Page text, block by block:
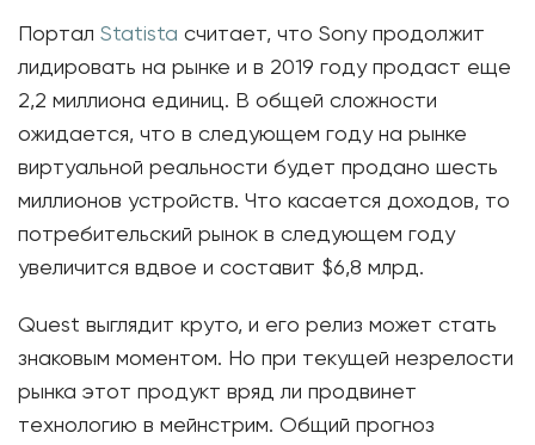
Портал Statista считает, что Sony продолжит
лидировать на рынке и в 2019 году продаст еще
2,2 миллиона единиц. В общей сложности
ожидается, что в следующем году на рынке
виртуальной реальности будет продано шесть
миллионов устройств. Что касается доходов, то
потребительский рынок в следующем году
увеличится вдвое и составит $6,8 млрд.
Quest выглядит круто, и его релиз может стать
знаковым моментом. Но при текущей незрелости
рынка этот продукт вряд ли продвинет
технологию в мейнстрим. Общий прогноз